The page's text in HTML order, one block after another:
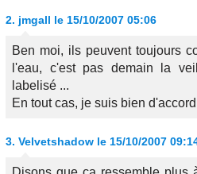
2. jmgall le 15/10/2007 05:06
Ben moi, ils peuvent toujours
l'eau, c'est pas demain la
labelisé ...
En tout cas, je suis bien
3. Velvetshadow le 15/10/2007